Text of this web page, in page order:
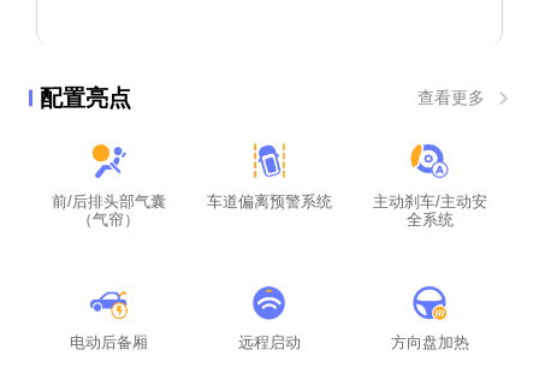
配置亮点 查看更多
前/后排头部气囊
（气帘）
车道偏离预警系统
主动刹车/主动安
全系统
电动后备厢 远程启动 方向盘加热